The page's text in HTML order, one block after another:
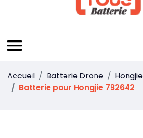
Accueil Batterie Drone
Hongjie
Batterie pour Hongjie 782642